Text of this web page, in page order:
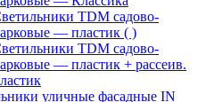
TDM садово-
— пластик ( )
TDM садово-
— пластик + рассеив.
уличные фасадные IN